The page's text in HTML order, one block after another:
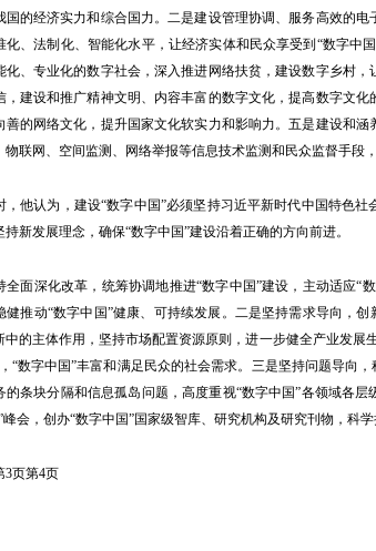
国的经济实力和综合国力。二是建设管理协调、服务高效的
化、法制化、智能化水平，让经济实体和民众享受到“数字中
化、专业化的数字社会，深入推进网络扶贫，建设数字乡村
，建设和推广精神文明、内容丰富的数字文化，提高数字文
善的网络文化，提升国家文化软实力和影响力。五是建设和
物联网、空间监测、网络举报等信息技术监测和民众监督手段
认为，建设“数字中国”必须坚持习近平新时代中国特色社
持新发展理念，确保“数字中国”建设沿着正确的方向前进。
深化改革，统筹协调地推进“数字中国”建设，主动适应“
健推动“数字中国”健康、可持续发展。二是坚持需求导向，
中的主体作用，坚持市场配置资源原则，进一步健全产业发展
“数字中国”丰富和满足民众的社会需求。三是坚持问题导向
的条块分隔和信息孤岛问题，高度重视“数字中国”各领域各
峰会，创办“数字中国”国家级智库、研究机构及研究刊物，科学
3页第4页